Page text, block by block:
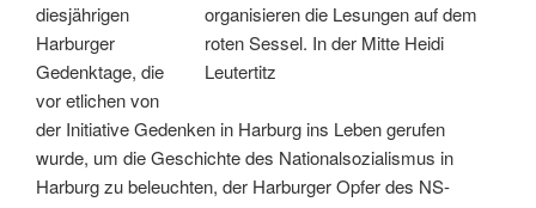
organisieren die Lesungen auf dem
roten Sessel. In der Mitte Heidi
Leutertitz
diesjährigen
Harburger
Gedenktage, die
vor etlichen von
der Initiative Gedenken in Harburg ins Leben gerufen
wurde, um die Geschichte des Nationalsozialismus in
Harburg zu beleuchten, der Harburger Opfer des NS-